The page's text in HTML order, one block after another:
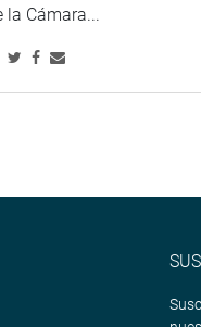
la Cámara...